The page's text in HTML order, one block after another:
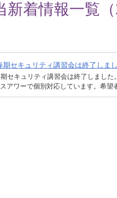
着情報一覧（
期セキュリティ講習会は終了しま
セキュリティ講習会は終了しました。
アワーで個別対応しています。希望